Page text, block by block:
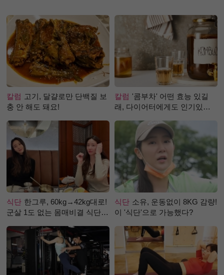
칼럼 고기, 달걀로만 단백질 보
충 안 해도 돼요!
칼럼 '콤부차' 어떤 효능 있길
래, 다이어터에게도 인기있는
식단 한그루, 60kg→42kg대로!
군살 1도 없는 몸매비결 식단
식단 소유, 운동없이 8KG 감량!
이 '식단'으로 가능했다?